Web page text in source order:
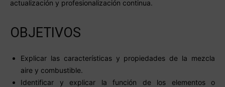
actualización y profesionalización continua.
OBJETIVOS
Explicar las características y propiedades de la mezcla
aire y combustible.
Identificar y explicar la función de los elementos o